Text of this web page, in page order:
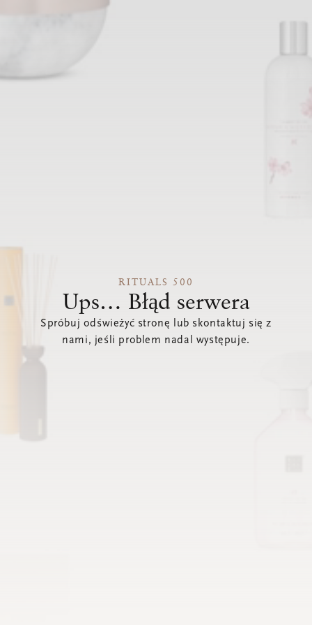
RITUALS 500
Ups… Błąd serwera
Spróbuj odświeżyć stronę lub skontaktuj się z
nami, jeśli problem nadal występuje.